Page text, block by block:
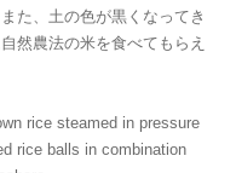
た、土の色が黒くなってき
然農法の米を食べてもらえ
rice steamed in pressure
rice balls in combination